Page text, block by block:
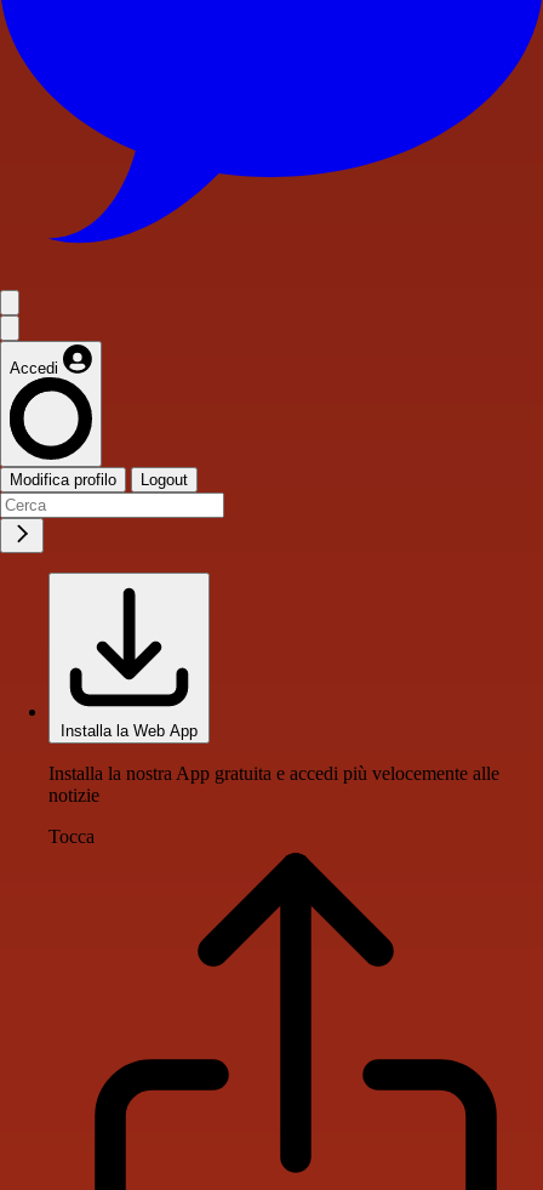
Accedi
Modifica profilo Logout
Installa la Web App
Installa la nostra App gratuita e accedi più velocemente alle
notizie
Tocca